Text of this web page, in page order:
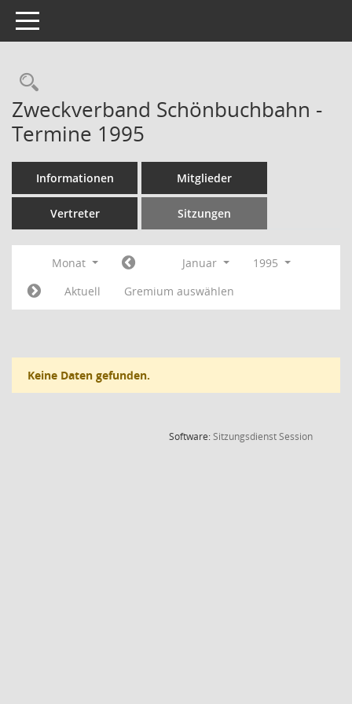
Toggle navigation
Rechercheauswahl
Zweckverband Schönbuchbahn -
Termine 1995
Informationen Mitglieder
Vertreter Sitzungen
Monat Januar
1995
Aktuell
Gremium auswählen
Keine Daten gefunden.
Software:SitzungsdienstSession(Wird in